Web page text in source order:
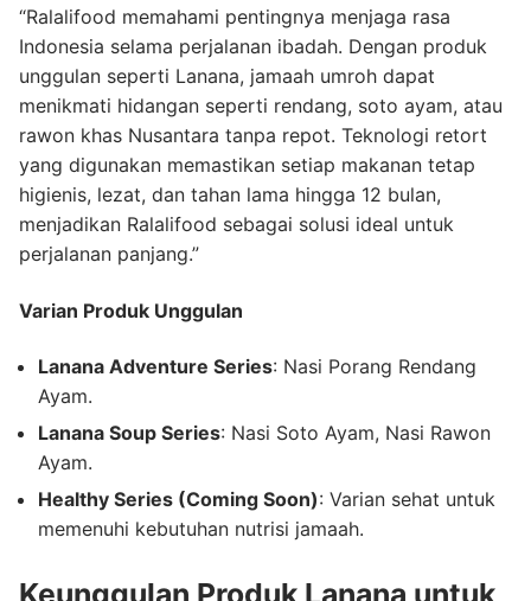
“Ralalifood memahami pentingnya menjaga rasa
Indonesia selama perjalanan ibadah. Dengan produk
unggulan seperti Lanana, jamaah umroh dapat
menikmati hidangan seperti rendang, soto ayam, atau
rawon khas Nusantara tanpa repot. Teknologi retort
yang digunakan memastikan setiap makanan tetap
higienis, lezat, dan tahan lama hingga 12 bulan,
menjadikan Ralalifood sebagai solusi ideal untuk
perjalanan panjang.”
Varian Produk Unggulan
Lanana Adventure Series: Nasi Porang Rendang
Ayam.
Lanana Soup Series: Nasi Soto Ayam, Nasi Rawon
Ayam.
Healthy Series (Coming Soon): Varian sehat untuk
memenuhi kebutuhan nutrisi jamaah.